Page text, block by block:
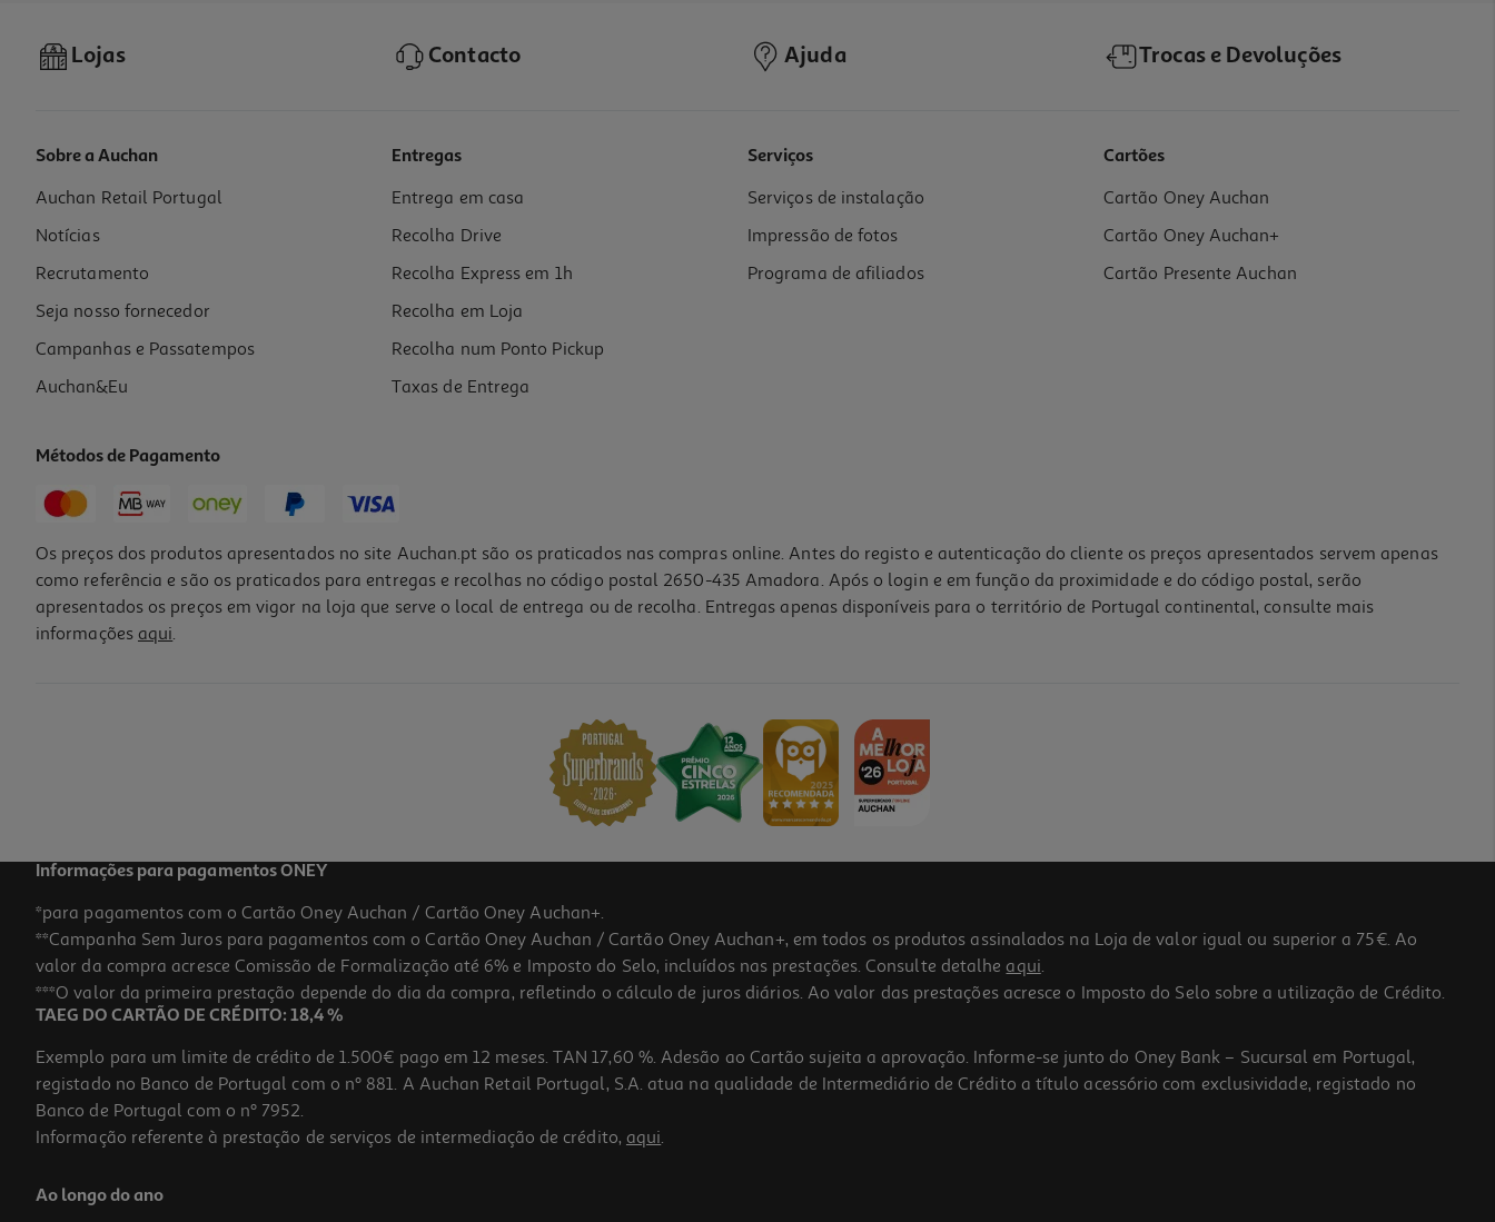
Lojas Contacto Ajuda Trocas e Devoluções
Sobre a Auchan
Auchan Retail Portugal
Notícias
Recrutamento
Seja nosso fornecedor
Campanhas e Passatempos
Auchan&Eu
Entregas
Entrega em casa
Recolha Drive
Recolha Express em 1h
Recolha em Loja
Recolha num Ponto Pickup
Taxas de Entrega
Serviços
Serviços de instalação
Impressão de fotos
Programa de afiliados
Cartões
Cartão Oney Auchan
Cartão Oney Auchan+
Cartão Presente Auchan
Métodos de Pagamento
Os preços dos produtos apresentados no site Auchan.pt são os praticados nas compras online. Antes do registo e autenticação do cliente os preços apresentados servem apenas
como referência e são os praticados para entregas e recolhas no código postal 2650-435 Amadora. Após o login e em função da proximidade e do código postal, serão
apresentados os preços em vigor na loja que serve o local de entrega ou de recolha. Entregas apenas disponíveis para o território de Portugal continental, consulte mais
informações aqui.
Informações para pagamentos ONEY
*para pagamentos com o Cartão Oney Auchan / Cartão Oney Auchan+.
**Campanha Sem Juros para pagamentos com o Cartão Oney Auchan / Cartão Oney Auchan+, em todos os produtos assinalados na Loja de valor igual ou superior a 75€. Ao
valor da compra acresce Comissão de Formalização até 6% e Imposto do Selo, incluídos nas prestações. Consulte detalhe aqui.
***O valor da primeira prestação depende do dia da compra, refletindo o cálculo de juros diários. Ao valor das prestações acresce o Imposto do Selo sobre a utilização de Crédito.
TAEG DO CARTÃO DE CRÉDITO: 18,4 %
Exemplo para um limite de crédito de 1.500€ pago em 12 meses. TAN 17,60 %. Adesão ao Cartão sujeita a aprovação. Informe-se junto do Oney Bank – Sucursal em Portugal,
registado no Banco de Portugal com o nº 881. A Auchan Retail Portugal, S.A. atua na qualidade de Intermediário de Crédito a título acessório com exclusividade, registado no
Banco de Portugal com o nº 7952.
Informação referente à prestação de serviços de intermediação de crédito, aqui.
Ao longo do ano